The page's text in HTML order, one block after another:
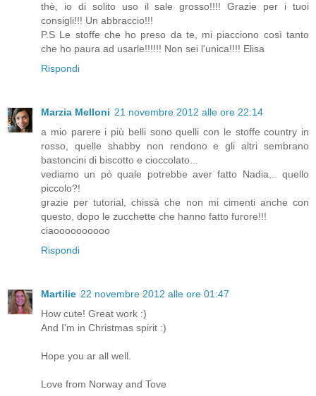
thè, io di solito uso il sale grosso!!!! Grazie per i tuoi
consigli!!! Un abbraccio!!!
P.S Le stoffe che ho preso da te, mi piacciono così tanto
che ho paura ad usarle!!!!!! Non sei l'unica!!!! Elisa
Rispondi
Marzia Melloni 21 novembre 2012 alle ore 22:14
a mio parere i più belli sono quelli con le stoffe country in
rosso, quelle shabby non rendono e gli altri sembrano
bastoncini di biscotto e cioccolato...
vediamo un pò quale potrebbe aver fatto Nadia... quello
piccolo?!
grazie per tutorial, chissà che non mi cimenti anche con
questo, dopo le zucchette che hanno fatto furore!!!
ciaoooooooooo
Rispondi
Martilie 22 novembre 2012 alle ore 01:47
How cute! Great work :)
And I'm in Christmas spirit :)
Hope you ar all well.
Love from Norway and Tove